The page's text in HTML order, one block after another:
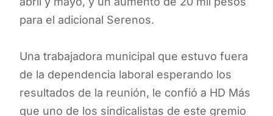
para el adicional Serenos.
Una trabajadora municipal que estuvo fuera
de la dependencia laboral esperando los
resultados de la reunión, le confió a HD Más
que uno de los sindicalistas de este gremio